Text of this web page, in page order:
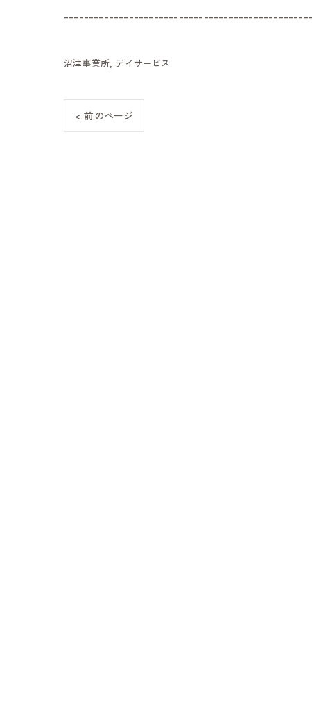
沼津事業所 デイサービス
< 前のページ